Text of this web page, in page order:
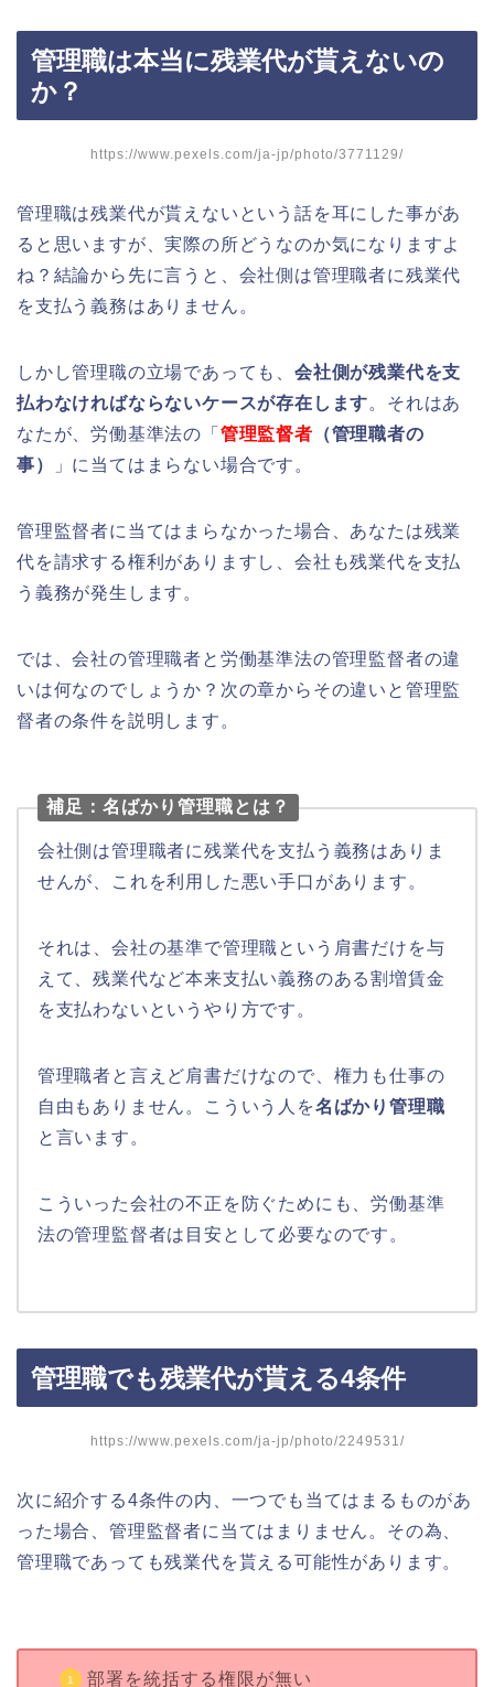
管理職は本当に残業代が貰えないの
か？
https://www.pexels.com/ja-jp/photo/3771129/
管理職は残業代が貰えないという話を耳にした事があ
ると思いますが、実際の所どうなのか気になりますよ
ね？結論から先に言うと、会社側は管理職者に残業代
を支払う義務はありません。
しかし管理職の立場であっても、会社側が残業代を支
払わなければならないケースが存在します。それはあ
なたが、労働基準法の「 管理監督者 （管理職者の
事）
」に当てはまらない場合です。
管理監督者に当てはまらなかった場合、あなたは残業
代を請求する権利がありますし、会社も残業代を支払
う義務が発生します。
では、会社の管理職者と労働基準法の管理監督者の違
いは何なのでしょうか？次の章からその違いと管理監
督者の条件を説明します。
補足：名ばかり管理職とは？
会社側は管理職者に残業代を支払う義務はありま
せんが、これを利用した悪い手口があります。
それは、会社の基準で管理職という肩書だけを与
えて、残業代など本来支払い義務のある割増賃金
を支払わないというやり方です。
管理職者と言えど肩書だけなので、権力も仕事の
自由もありません。こういう人を名ばかり管理職
と言います。
こういった会社の不正を防ぐためにも、労働基準
法の管理監督者は目安として必要なのです。
管理職でも残業代が貰える4条件
https://www.pexels.com/ja-jp/photo/2249531/
次に紹介する4条件の内、一つでも当てはまるものがあ
った場合、管理監督者に当てはまりません。その為、
管理職であっても残業代を貰える可能性があります。
部署を統括する権限が無い